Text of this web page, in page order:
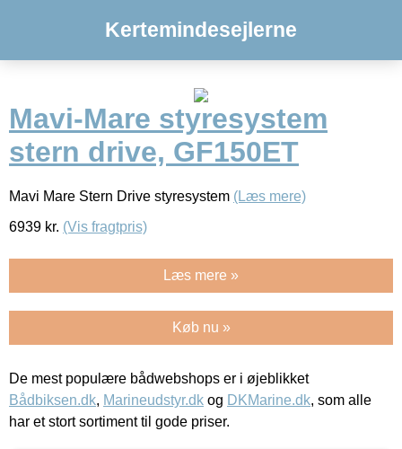
Kertemindesejlerne
Mavi-Mare styresystem
stern drive, GF150ET
Mavi Mare Stern Drive styresystem (Læs mere)
6939 kr. (Vis fragtpris)
Læs mere »
Køb nu »
De mest populære bådwebshops er i øjeblikket
Bådbiksen.dk, Marineudstyr.dk og DKMarine.dk, som alle
har et stort sortiment til gode priser.